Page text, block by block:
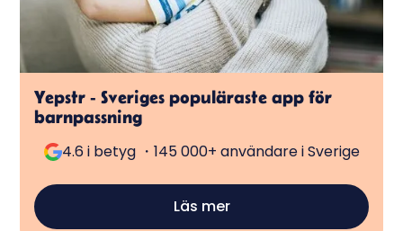
Yepstr - Sveriges populäraste app för
barnpassning
4.6 i betyg ・145 000+ användare i Sverige
Läs mer